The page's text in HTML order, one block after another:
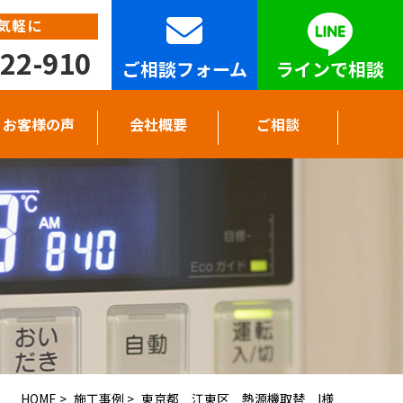
軽に
910 ご相談フォーム ラインで相談
お客様の声 会社概要 ご相談
HOME > 施工事例 > 東京都 江東区 熱源機取替 I様